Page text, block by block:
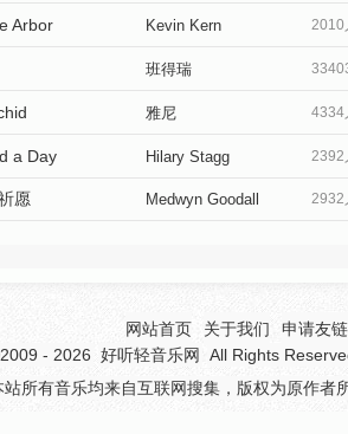
Arbor Kevin Kern 2010
班得瑞
雅尼 4334
a Day Hilary Stagg 2392
愿 Medwyn Goodall 2932
网站首页 关于我们
申请友
- 2026 好听轻音乐网
All Rights
站所有音乐均来自互联网搜集，版权为原作者